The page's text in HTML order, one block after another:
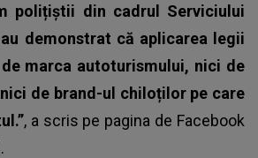
polițiștii din cadrul Serviciului
demonstrat că aplicarea legii
marca autoturismului, nici de
de brand-ul chiloților pe care
, a scris pe pagina de Facebook